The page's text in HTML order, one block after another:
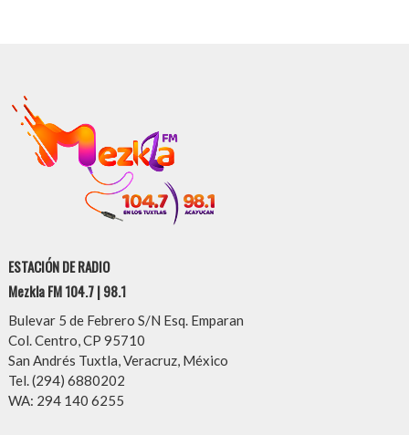
ESTACIÓN DE RADIO
Mezkla FM 104.7 | 98.1
Bulevar 5 de Febrero S/N Esq. Emparan
Col. Centro, CP 95710
San Andrés Tuxtla, Veracruz, México
Tel. (294) 6880202
WA: 294 140 6255